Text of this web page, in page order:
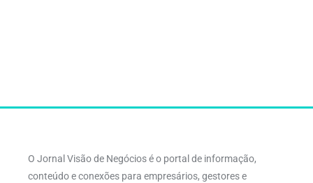
O Jornal Visão de Negócios é o portal de informação,
conteúdo e conexões para empresários, gestores e